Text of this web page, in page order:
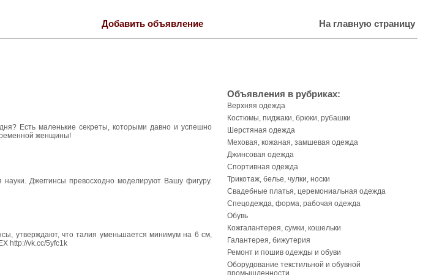
Добавить объявление На главную страницу
Есть маленькие секреты, которыми давно и успешно
женщины!
Джеггинсы превосходно моделируют Вашу фигуру.
утверждают, что талия уменьшается минимум на 6 см,
http://vk.cc/5yfc1k
Объявления в рубриках:
Верхняя одежда
Костюмы, пиджаки, брюки, рубашки
Шерстяная одежда
Меховая, кожаная, замшевая одежда
Джинсовая одежда
Спортивная одежда
Трикотаж, белье, чулки, носки
Свадебные платья, церемониальная одежда
Спецодежда, форма, рабочая одежда
Обувь
Кожгалантерея, сумки, кошельки
Галантерея, бижутерия
Ремонт и пошив одежды и обуви
Оборудование текстильной и обувной
промышленности